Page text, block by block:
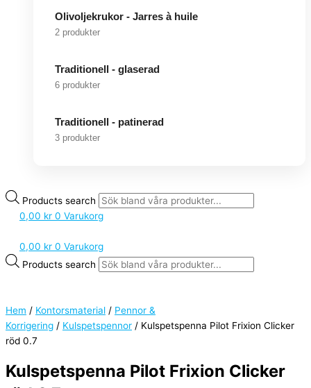
Olivoljekrukor - Jarres à huile
2 produkter
Traditionell - glaserad
6 produkter
Traditionell - patinerad
3 produkter
Products search
0,00 kr 0 Varukorg
0,00 kr 0 Varukorg
Products search
Hem / Kontorsmaterial / Pennor &
Korrigering / Kulspetspennor / Kulspetspenna Pilot Frixion Clicker
röd 0.7
Kulspetspenna Pilot Frixion Clicker